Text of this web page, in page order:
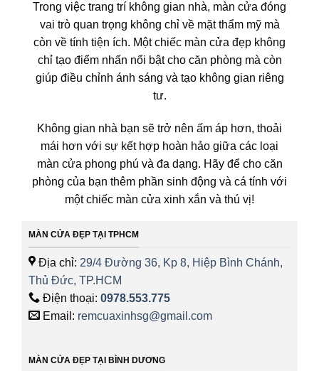
Trong việc trang trí không gian nhà, màn cửa đóng
vai trò quan trọng không chỉ về mặt thẩm mỹ mà
còn về tính tiện ích. Một chiếc màn cửa đẹp không
chỉ tạo điểm nhấn nổi bật cho căn phòng mà còn
giúp điều chỉnh ánh sáng và tạo không gian riêng
tư.
Không gian nhà bạn sẽ trở nên ấm áp hơn, thoải
mái hơn với sự kết hợp hoàn hảo giữa các loại
màn cửa phong phú và đa dạng. Hãy để cho căn
phòng của bạn thêm phần sinh động và cá tính với
một chiếc màn cửa xinh xắn và thú vị!
MÀN CỬA ĐẸP TẠI TPHCM
Địa chỉ: 29/4 Đường 36, Kp 8, Hiệp Bình Chánh,
Thủ Đức, TP.HCM
Điện thoại: 0978.553.775
Email: remcuaxinhsg@gmail.com
MÀN CỬA ĐẸP TẠI BÌNH DƯƠNG